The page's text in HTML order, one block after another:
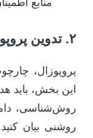
منابع
۲. تدوین پروپوزال: نقشه راه تحقیق
پروپوزال،
این بخش، باید
روش‌شناسی،
روشنی بیان